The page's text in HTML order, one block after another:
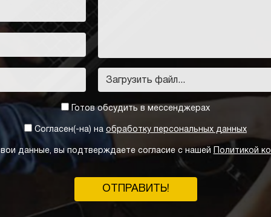
Загрузить файл...
Готов обсудить в мессенджерах
Согласен(-на) на обработку персональных данных
данные, вы подтверждаете согласие с нашей Политикой
ОТПРАВИТЬ!